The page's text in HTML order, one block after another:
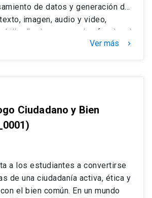
de datos y generación de
imagen, audio y video,
el diseño de un prototipo funcional
sin código. La metodología
Ver más keyboard_arrow_right
Ciudadano y Bien
a los estudiantes a convertirse
de una ciudadanía activa, ética y
el bien común. En un mundo